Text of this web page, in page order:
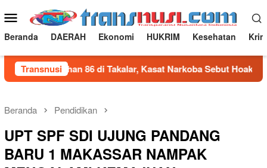
ke
konten
Menu
Mobile
Beranda DAERAH Ekonomi HUKRIM Kesehatan
Transnusi
Tuduhan 86 di Takalar, Kasat Narkoba Sebut Hoaks dan
Beranda Pendidikan
UPT SPF SDI UJUNG PANDANG
BARU 1 MAKASSAR NAMPAK